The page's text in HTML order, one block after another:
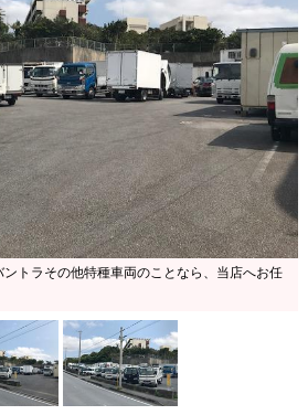
トラその他特種車両のことなら、当店へお任